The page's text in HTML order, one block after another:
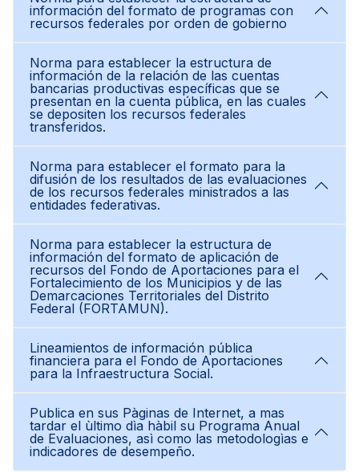
información del formato de programas con
recursos federales por orden de gobierno
Norma para establecer la estructura de
información de la relación de las cuentas
bancarias productivas específicas que se
presentan en la cuenta pública, en las cuales
se depositen los recursos federales
transferidos.
Norma para establecer el formato para la
difusión de los resultados de las evaluaciones
de los recursos federales ministrados a las
entidades federativas.
Norma para establecer la estructura de
información del formato de aplicación de
recursos del Fondo de Aportaciones para el
Fortalecimiento de los Municipios y de las
Demarcaciones Territoriales del Distrito
Federal (FORTAMUN).
Lineamientos de información pública
financiera para el Fondo de Aportaciones
para la Infraestructura Social.
Publica en sus Pàginas de Internet, a mas
tardar el ùltimo dìa hàbil su Programa Anual
de Evaluaciones, asì como las metodologìas e
indicadores de desempeño.